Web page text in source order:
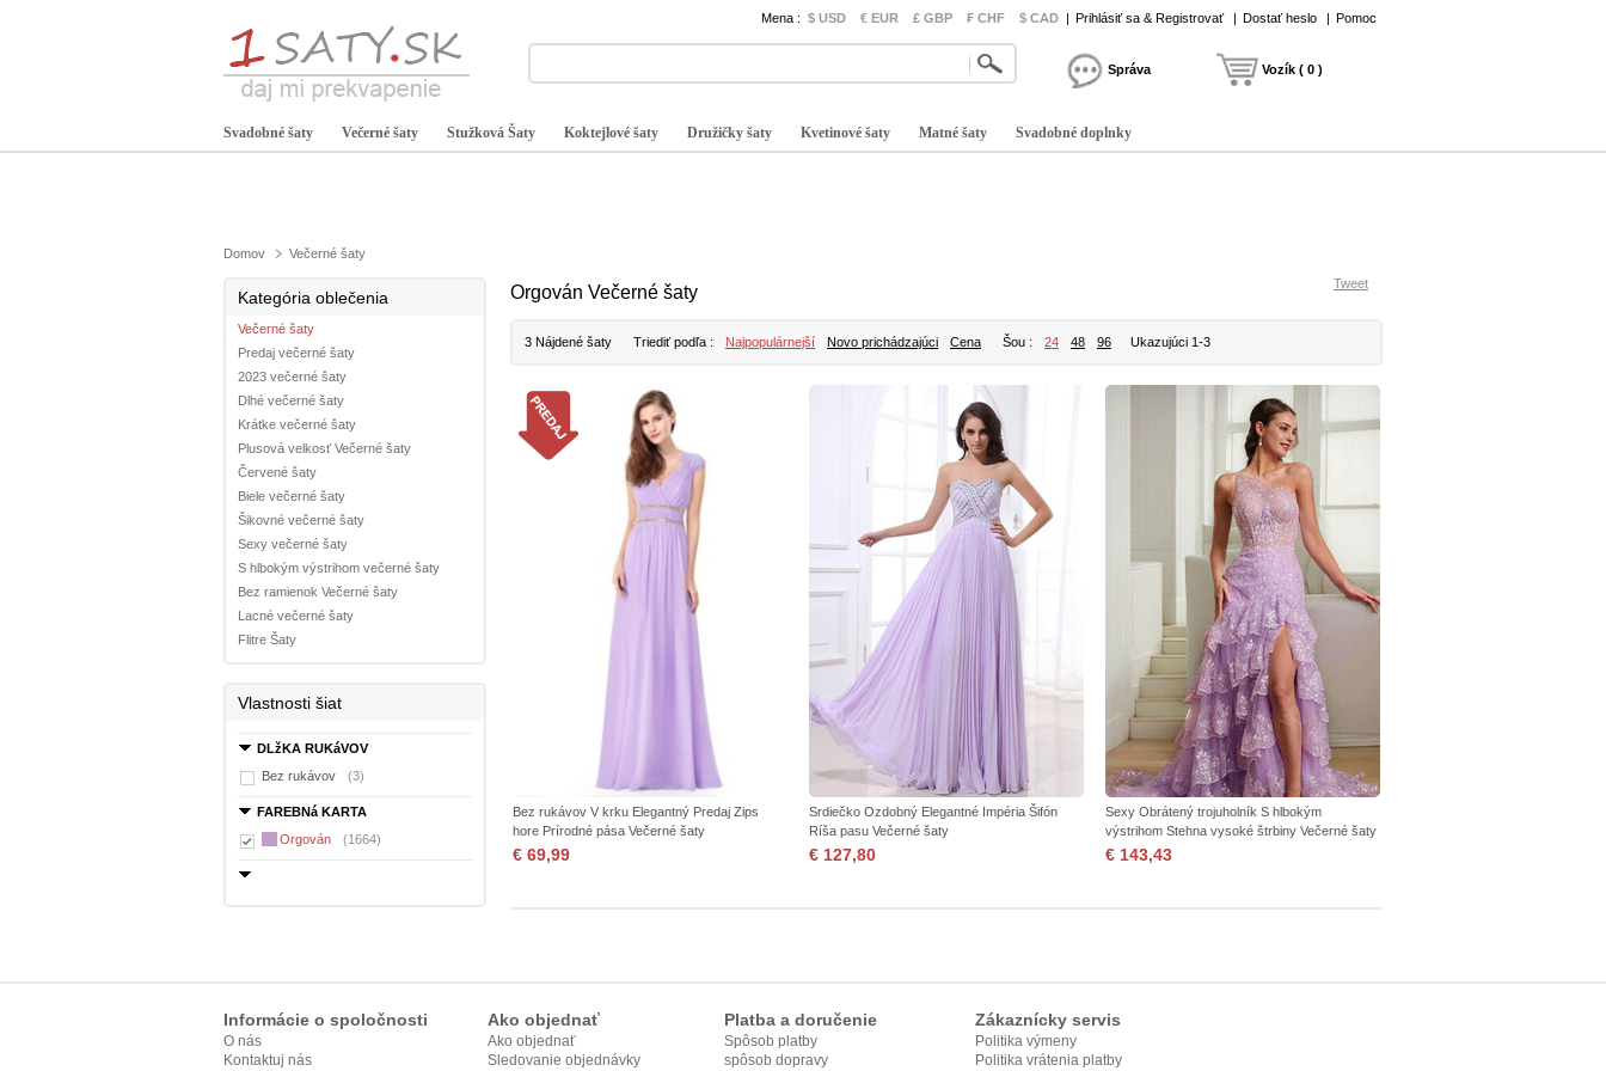
Mena : $ USD € EUR £ GBP ₣ CHF $ CAD | Prihlásiť sa & Registrovať | Dostať heslo | Pomoc
Správa Vozík ( 0 )
Svadobné šaty Večerné šaty Stužková Šaty Koktejlové šaty Družičky šaty Kvetinové šaty Matné šaty Svadobné doplnky
Domov Večerné šaty
Kategória oblečenia
Večerné šaty
Predaj večerné šaty
2023 večerné šaty
Dlhé večerné šaty
Krátke večerné šaty
Plusová velkosť Večerné šaty
Červené šaty
Biele večerné šaty
Šikovné večerné šaty
Sexy večerné šaty
S hlbokým výstrihom večerné šaty
Bez ramienok Večerné šaty
Lacné večerné šaty
Flitre Šaty
Vlastnosti šiat
DLžKA RUKáVOV
Bez rukávov
(3)
FAREBNá KARTA
Orgován
(1664)
Orgován Večerné šaty Tweet
3 Nájdené šaty Triediť podľa : Najpopulárnejší Novo prichádzajúci Cena Šou : 24 48 96 Ukazujúci 1-3
Bez rukávov V krku Elegantný Predaj Zips
hore Prírodné pása Večerné šaty
€ 69,99
Srdiečko Ozdobný Elegantné Impéria Šifón
Ríša pasu Večerné šaty
€ 127,80
Sexy Obrátený trojuholník S hlbokým
výstrihom Stehna vysoké štrbiny Večerné šaty
€ 143,43
Informácie o spoločnosti
O nás
Kontaktuj nás
Ako objednať
Ako objednať
Sledovanie objednávky
Platba a doručenie
Spôsob platby
spôsob dopravy
Zákaznícky servis
Politika výmeny
Politika vrátenia platby